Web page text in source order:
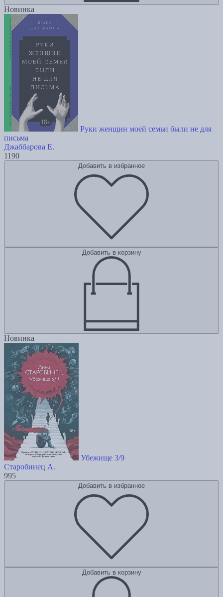
Новинка
Руки женщин моей семьи были не для
письма
Джаббарова Е.
1190
Добавить в избранное
Добавить в корзину
Новинка
Убежище 3/9
Старобинец А.
995
Добавить в избранное
Добавить в корзину